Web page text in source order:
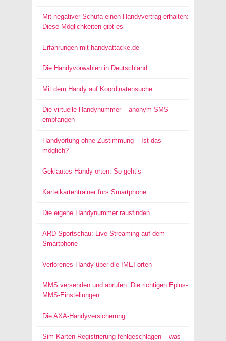
Mit negativer Schufa einen Handyvertrag erhalten:
Diese Möglichkeiten gibt es
Erfahrungen mit handyattacke.de
Die Handyvorwahlen in Deutschland
Mit dem Handy auf Koordinatensuche
Die virtuelle Handynummer – anonym SMS
empfangen
Handyortung ohne Zustimmung – Ist das
möglich?
Geklautes Handy orten: So geht’s
Karteikartentrainer fürs Smartphone
Die eigene Handynummer rausfinden
ARD-Sportschau: Live Streaming auf dem
Smartphone
Verlorenes Handy über die IMEI orten
MMS versenden und abrufen: Die richtigen Eplus-
MMS-Einstellungen
Die AXA-Handyversicherung
Sim-Karten-Registrierung fehlgeschlagen – was